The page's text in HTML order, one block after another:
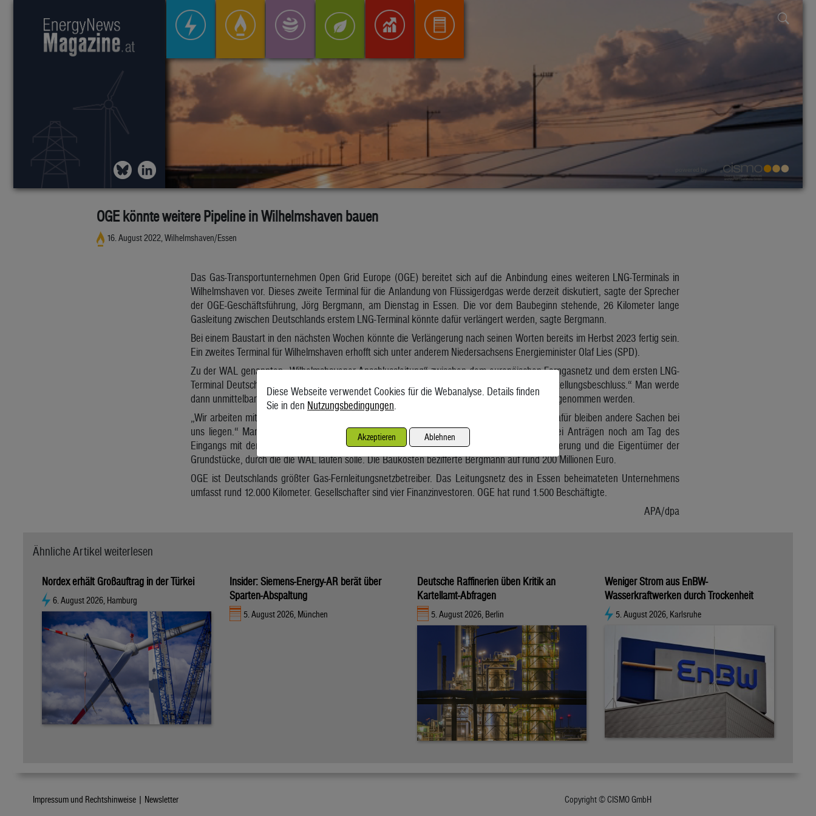
OGE könnte weitere Pipeline in Wilhelmshaven bauen
16. August 2022, Wilhelmshaven/Essen
Das Gas-Transportunternehmen Open Grid Europe (OGE) bereitet sich auf die Anbindung eines weiteren LNG-Terminals in
Wilhelmshaven vor. Dieses zweite Terminal für die Anlandung von Flüssigerdgas werde derzeit diskutiert, sagte der Sprecher
der OGE-Geschäftsführung, Jörg Bergmann, am Dienstag in Essen. Die vor dem Baubeginn stehende, 26 Kilometer lange
Gasleitung zwischen Deutschlands erstem LNG-Terminal könnte dafür verlängert werden, sagte Bergmann.
Bei einem Baustart in den nächsten Wochen könnte die Verlängerung nach seinen Worten bereits im Herbst 2023 fertig sein.
Ein zweites Terminal für Wilhelmshaven erhofft sich unter anderem Niedersachsens Energieminister Olaf Lies (SPD).
Zu der WAL genannten „Wilhelmshavener Anschlussleitung“ zwischen dem europäischen Ferngasnetz und dem ersten LNG-
Terminal Deutschlands sagte Bergmann: „Wir erwarten in den nächsten Tagen den Planfeststellungsbeschluss.“ Man werde
dann unmittelbar mit den Verlegetätigkeiten beginnen. Noch heuer solle die Leitung in Betrieb genommen werden.
„Wir arbeiten mit doppelt so vielen Leuten wie eigentlich üblich“, sagte Bergmann weiter. „Dafür bleiben andere Sachen bei
uns liegen.“ Man habe die volle Unterstützung der Politik und der Behörden. So werde bei Anträgen noch am Tag des
Eingangs mit der Bearbeitung begonnen. Unterstützung erfahre man auch durch die Bevölkerung und die Eigentümer der
Grundstücke, durch die die WAL laufen solle. Die Baukosten bezifferte Bergmann auf rund 200 Millionen Euro.
OGE ist Deutschlands größter Gas-Fernleitungsnetzbetreiber. Das Leitungsnetz des in Essen beheimateten Unternehmens
umfasst rund 12.000 Kilometer. Gesellschafter sind vier Finanzinvestoren. OGE hat rund 1.500 Beschäftigte.
APA/dpa
Ähnliche Artikel weiterlesen
Nordex erhält Großauftrag in der Türkei
6. August 2026, Hamburg
Insider: Siemens-Energy-AR berät über
Sparten-Abspaltung
5. August 2026, München
Deutsche Raffinerien üben Kritik an
Kartellamt-Abfragen
5. August 2026, Berlin
Weniger Strom aus EnBW-
Wasserkraftwerken durch Trockenheit
5. August 2026, Karlsruhe
Impressum und Rechtshinweise | Newsletter Copyright © CISMO GmbH
Diese Webseite verwendet Cookies für die Webanalyse. Details finden
Sie in den Nutzungsbedingungen
Akzeptieren Ablehnen